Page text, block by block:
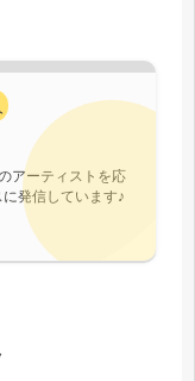
アーティストを応
発信しています♪